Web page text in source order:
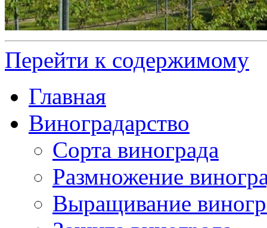
Перейти к содержимому
Главная
Виноградарство
Сорта винограда
Размножение
Выращивание